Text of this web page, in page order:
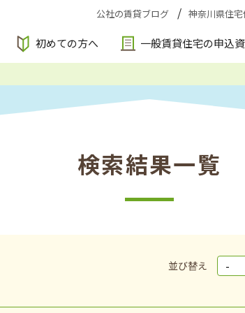
公社の賃貸ブログ 神奈川県住
初めての方へ 一般賃貸住宅の申込
検索結果一覧
並び替え